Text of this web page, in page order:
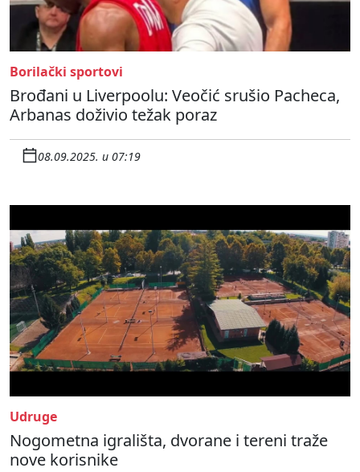
Borilački sportovi
Brođani u Liverpoolu: Veočić srušio Pacheca,
Arbanas doživio težak poraz
08.09.2025. u 07:19
Udruge
Nogometna igrališta, dvorane i tereni traže
nove korisnike